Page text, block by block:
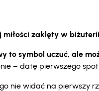
miłości zaklęty w biżuterii
to symbol uczuć, ale
– datę pierwszego
nie widać na pierwszy